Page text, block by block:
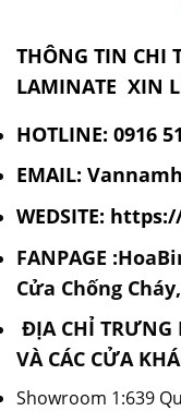
THÔNG TIN CHI
LAMINATE XIN
HOTLINE: 0916
EMAIL:
WEDSITE:
FANPAGE :
Cửa Chống
ĐỊA CHỈ TRƯNG
VÀ CÁC CỬA
Showroom 1:639